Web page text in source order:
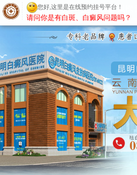
昆明白癜风医
您好,这里是在线预约挂号平台！
请问你是有白斑、白癜风问题吗？